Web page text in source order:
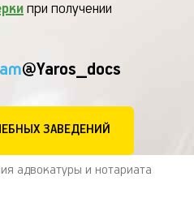
при получении
@Yaros_docs
ЗАВЕДЕНИЙ
адвокатуры и нотариата